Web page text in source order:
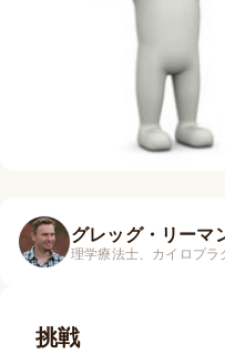
グレッグ・リーマ
理学療法士、カイロプ
挑戦